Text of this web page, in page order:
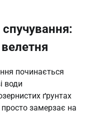
починається
води
ґрунтах
замерзає на